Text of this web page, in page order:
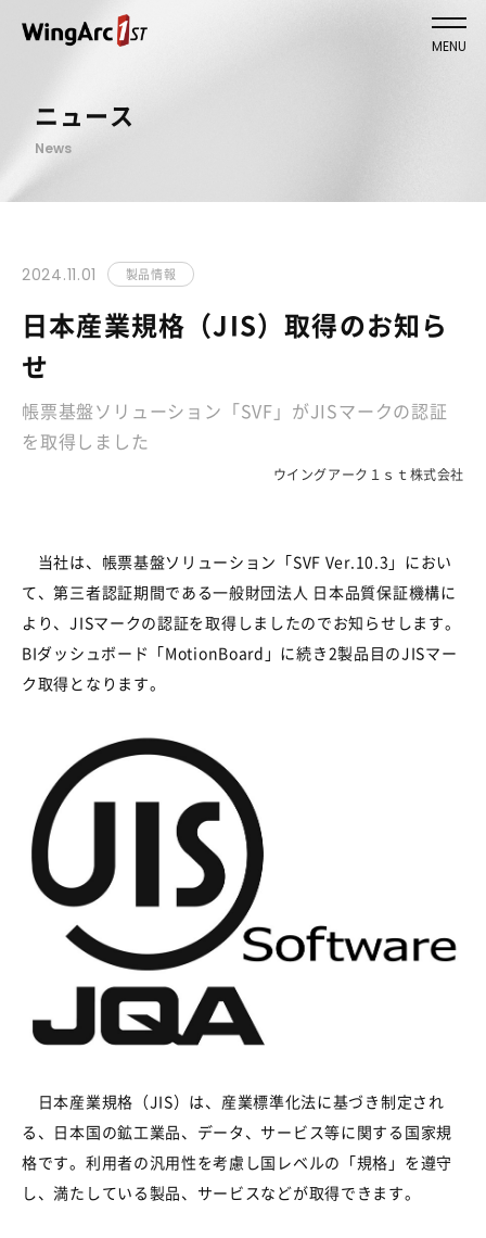
MENU
ニュース
News
2024.11.01 製品情報
日本産業規格（JIS）取得のお知ら
せ
帳票基盤ソリューション「SVF」がJISマークの認証
を取得しました
ウイングアーク１ｓｔ株式会社
当社は、帳票基盤ソリューション「SVF Ver.10.3 」におい
て、第三者認証期間である一般財団法人 日本品質保証機構に
より、JISマークの認証を取得しましたのでお知らせします。
BIダッシュボード「MotionBoard 」に続き2製品目のJISマー
ク取得となります。
日本産業規格（JIS）は、産業標準化法に基づき制定され
る、日本国の鉱工業品、データ、サービス等に関する国家規
格です。利用者の汎用性を考慮し国レベルの「規格」を遵守
し、満たしている製品、サービスなどが取得できます。